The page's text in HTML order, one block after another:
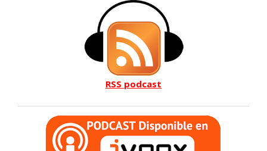
RSS podcast